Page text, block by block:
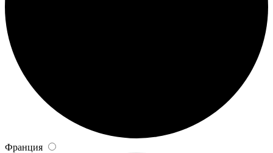
Франция